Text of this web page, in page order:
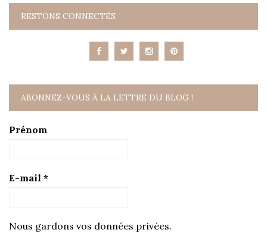
RESTONS CONNECTÉS
ABONNEZ-VOUS À LA LETTRE DU BLOG !
Prénom
E-mail *
Nous gardons vos données privées.